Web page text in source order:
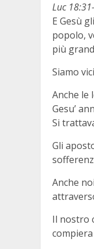
Luc
E Gesù
popolo,
più
Siamo
Anche le
Gesu’
Si
Gli
Anche
Il nostro